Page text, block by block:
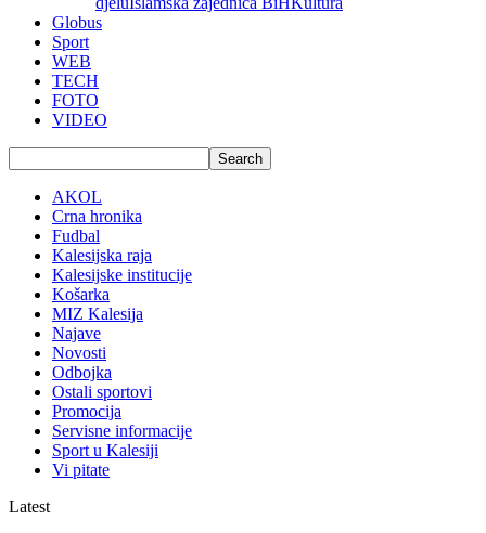
Globus
Sport
WEB
TECH
FOTO
VIDEO
AKOL
Crna hronika
Fudbal
Kalesijska raja
Kalesijske institucije
Košarka
MIZ Kalesija
Najave
Novosti
Odbojka
Ostali sportovi
Promocija
Servisne informacije
Sport u Kalesiji
Vi pitate
Latest